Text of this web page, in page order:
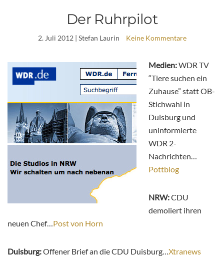
Der Ruhrpilot
2. Juli 2012| Stefan Laurin Keine Kommentare
Medien:WDR TV
“Tiere suchen ein
Zuhause” statt OB-
Stichwahl in
Duisburg und
uninformierte
WDR 2-
Nachrichten…
Pottblog
NRW:CDU
demoliert ihren
neuen Chef…Post von Horn
Duisburg:Offener Brief an die CDU Duisburg…Xtranews